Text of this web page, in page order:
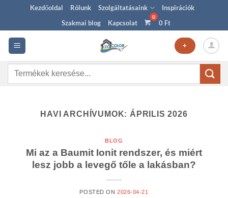
content
Kezdőoldal Rólunk Szolgáltatásaink
Inspirációk
Szakmai blog
Kapcsolat 0 Ft
+
Keresés
HAVI ARCHÍVUMOK: ÁPRILIS 2026
BLOG
Mi az a Baumit Ionit rendszer, és miért
lesz jobb a levegő tőle a lakásban?
POSTED ON 2026-04-21